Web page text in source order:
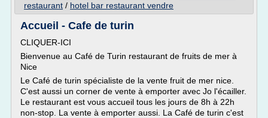
restaurant / hotel bar restaurant vendre
Accueil - Cafe de turin
CLIQUER-ICI
Bienvenue au Café de Turin restaurant de fruits de mer à
Nice
Le Café de turin spécialiste de la vente fruit de mer nice.
C'est aussi un corner de vente à emporter avec Jo l'écailler.
Le restaurant est vous accueil tous les jours de 8h à 22h
non-stop. La vente à emporter aussi. La Café de turin c'est